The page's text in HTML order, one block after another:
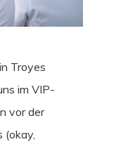
Troyes
im VIP-
vor der
(okay,